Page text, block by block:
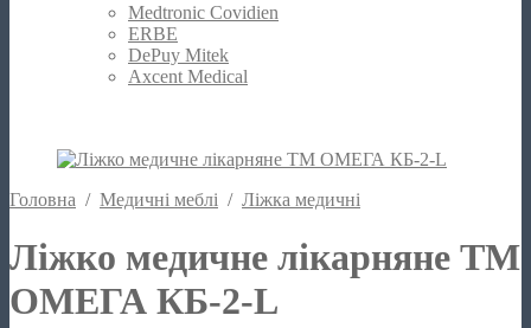
Medtronic Covidien
ERBE
DePuy Mitek
Axcent Medical
Головна / Медичні меблі / Ліжка медичні
Ліжко медичне лікарняне ТМ
ОМЕГА КБ-2-L